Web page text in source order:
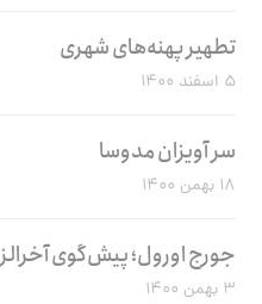
تطهیر پهنه‌های شهری
۵ اسفند ۱۴۰۰
سر آویزان مدوسا
۱۸ بهمن ۱۴۰۰
جورج اورول؛ پیش‌گوی
۳ بهمن ۱۴۰۰